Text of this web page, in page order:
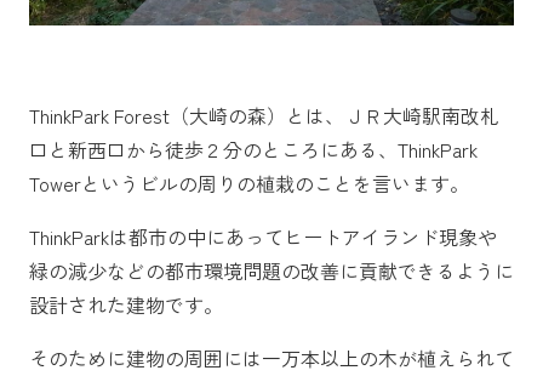
ThinkPark Forest（大崎の森）とは、ＪＲ大崎駅南改札
口と新西口から徒歩２分のところにある、ThinkPark
Towerというビルの周りの植栽のことを言います。
ThinkParkは都市の中にあってヒートアイランド現象や
緑の減少などの都市環境問題の改善に貢献できるように
設計された建物です。
そのために建物の周囲には一万本以上の木が植えられて